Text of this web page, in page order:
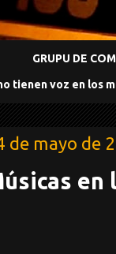
GRUPU DE
tienen voz en los
de mayo de
en